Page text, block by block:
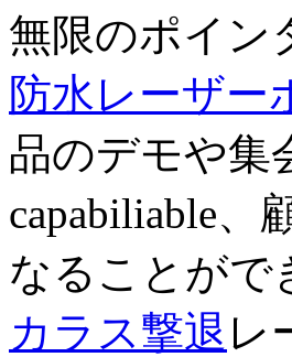
無限のポイン
防水レーザー
品のデモや集
capabiliable
なることがで
カラス撃退 レ